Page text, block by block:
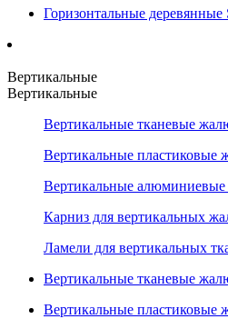
Горизонтальные
Вертикальные
Вертикальные
Вертикальные тканевые
Вертикальные пластиковые
Вертикальные
Карниз для вертикальных
Ламели для вертикальных
Вертикальные тканевые
Вертикальные пластиковые